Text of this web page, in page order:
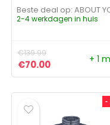
Beste deal op:
ABOUT
2-4 werkdagen in huis
€139.99
Oorspronkelijke
€70.00Huidige prijs
+ 1
-